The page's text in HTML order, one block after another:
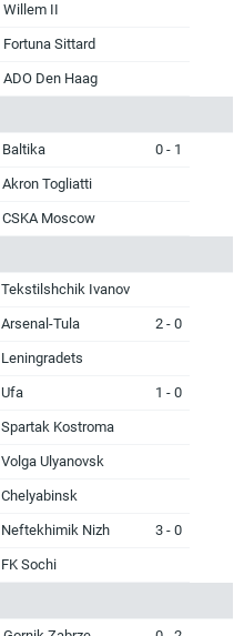
Willem II
Fortuna Sittard
ADO Den Haag
Baltika 0 - 1
Akron Togliatti
CSKA Moscow
Tekstilshchik Ivanov
Arsenal-Tula 2 - 0
Leningradets
Ufa 1 - 0
Spartak Kostroma
Volga Ulyanovsk
Chelyabinsk
Neftekhimik Nizh 3 - 0
FK Sochi